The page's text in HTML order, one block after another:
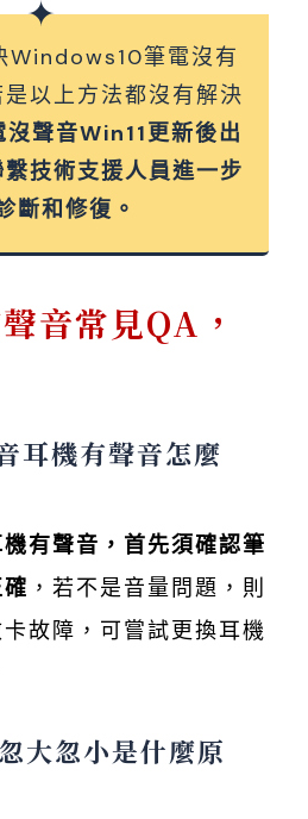
Windows10筆電沒有
以上方法都沒有解決
沒聲音Win11更新後出
技術支援人員進一步
斷和修復。
音常見QA，
耳機有聲音怎麼
有聲音，首先須確認筆
，若不是音量問題，則
故障，可嘗試更換耳機
大忽小是什麼原